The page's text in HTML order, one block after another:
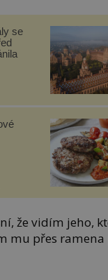
se
že vidím jeho,
mu přes